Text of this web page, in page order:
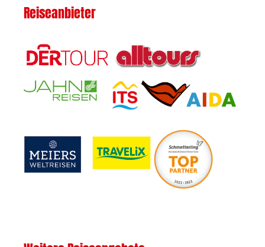
Reiseanbieter